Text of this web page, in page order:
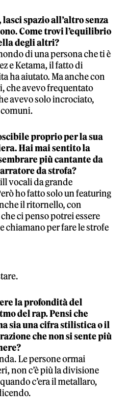
spazio all’altro senza
Come trovi l’equilibrio
degli altri?
di una persona che ti è
e Ketama, il fatto di
ha aiutato. Ma anche con
che avevo frequentato
avevo solo incrociato,
proprio per la sua
Hai mai sentito la
più cantante da
da strofa?
vocali da grande
ho fatto solo un featuring
il ritornello, con
ci penso potrei essere
chiamano per fare le strofe
la profondità del
del rap. Pensi che
sia una cifra stilistica o il
che non si sente più
Le persone ormai
non c’è più la divisione
c’era il metallaro,